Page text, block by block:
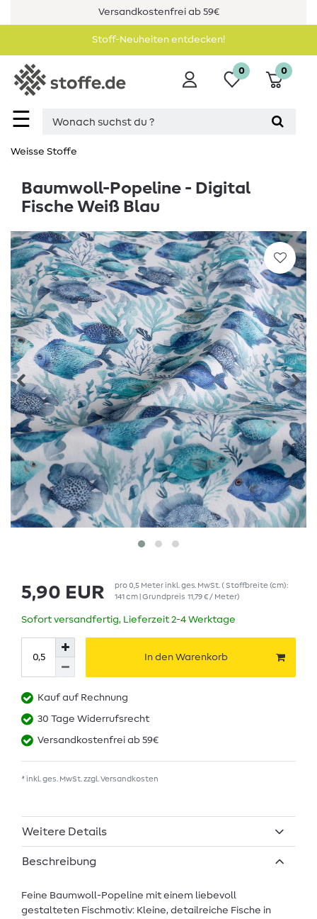
Versandkostenfrei ab 59€
Stoff-Neuheiten entdecken!
☰
0 0
Weisse Stoffe
Baumwoll-Popeline - Digital
Fische Weiß Blau
5,90 EUR pro0,5 Meter inkl. ges. MwSt.( Stoffbreite (cm):
141 cm | Grundpreis 11,79 € / Meter)
Sofort versandfertig, Lieferzeit 2-4 Werktage
In den Warenkorb
Kauf auf Rechnung
30 Tage Widerrufsrecht
Versandkostenfrei ab 59€
* inkl. ges. MwSt. zzgl.Versandkosten
Weitere Details
Beschreibung
Feine Baumwoll-Popeline mit einem liebevoll
gestalteten Fischmotiv: Kleine, detailreiche Fische in